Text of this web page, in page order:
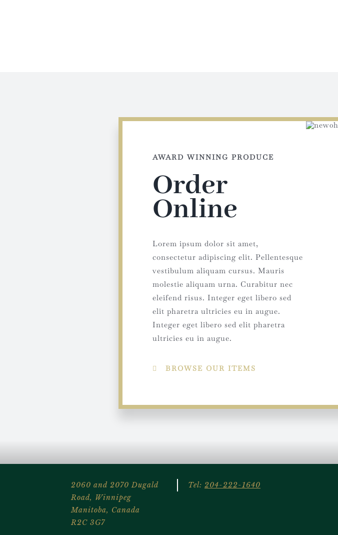
AWARD WINNING PRODUCE
Order
Online
Lorem ipsum dolor sit amet,
consectetur adipiscing elit. Pellentesque
vestibulum aliquam cursus. Mauris
molestie aliquam urna. Curabitur nec
eleifend risus. Integer eget libero sed
elit pharetra ultricies eu in augue.
Integer eget libero sed elit pharetra
ultricies eu in augue.
BROWSE OUR ITEMS
2060 and 2070 Dugald
Road, Winnipeg
Manitoba, Canada
R2C 3G7
Tel:204-222-1640